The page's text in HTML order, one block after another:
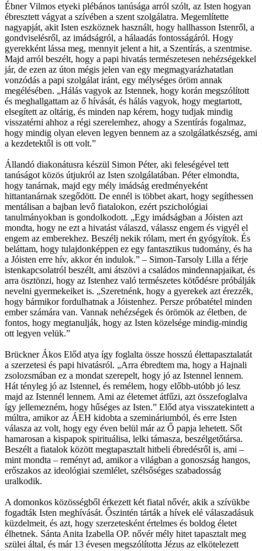
Ébner Vilmos etyeki plébános tanúsága arról szólt, az Isten hogyan
ébresztett vágyat a szívében a szent szolgálatra. Megemlítette
nagyapját, akit Isten eszköznek használt, hogy hallhasson Istenről, a
gondviselésről, az imádságról, a hálaadás fontosságáról. Hogy
gyerekként lássa meg, mennyit jelent a hit, a Szentírás, a szentmise.
Majd arról beszélt, hogy a papi hivatás természetesen nehézségekkel
jár, de ezen az úton mégis jelen van egy megmagyarázhatatlan
vonzódás a papi szolgálat iránt, egy mélységes öröm annak
megélésében. „Hálás vagyok az Istennek, hogy korán megszólított
és meghallgattam az ő hívását, és hálás vagyok, hogy megtartott,
elsegített az oltárig, és minden nap kérem, hogy tudjak mindig
visszatérni ahhoz a régi szerelemhez, ahogy a Szentírás fogalmaz,
hogy mindig olyan eleven legyen bennem az a szolgálatkészség, ami
a kezdetektől is ott volt.”
Állandó diakonátusra készül Simon Péter, aki feleségével tett
tanúságot közös útjukról az Isten szolgálatában. Péter elmondta,
hogy tanárnak, majd egy mély imádság eredményeként
hittantanárnak szegődött. De ennél is többet akart, hogy segíthessen
mentálisan a bajban levő fiatalokon, ezért pszichológiai
tanulmányokban is gondolkodott. „Egy imádságban a Jóisten azt
mondta, hogy ne ezt a hivatást válaszd, válassz engem és vigyél el
engem az emberekhez. Beszélj nekik rólam, mert én gyógyítok. És
beláttam, hogy tulajdonképpen ez egy fantasztikus tudomány, és ha
a Jóisten erre hív, akkor én indulok.” – Simon-Tarsoly Lilla a férje
istenkapcsolatról beszélt, ami átszövi a családos mindennapjaikat, és
arra ösztönzi, hogy az Istenhez való természetes kötődésre próbálják
nevelni gyermekeiket is. „Szeretnénk, hogy a gyerekek azt érezzék,
hogy bármikor fordulhatnak a Jóistenhez. Persze próbatétel minden
ember számára van. Vannak nehézségek és örömök az életben, de
fontos, hogy megtanulják, hogy az Isten közelsége mindig-mindig
ott legyen velük.”
Brückner Ákos Előd atya így foglalta össze hosszú élettapasztalatát
a szerzetesi és papi hivatásról. „Arra ébredtem ma, hogy a Hajnali
zsolozsmában ez a mondat szerepelt, hogy jó az Istennel lennem.
Hát tényleg jó az Istennel, és remélem, hogy előbb-utóbb jó lesz
majd az Istennél lennem. Ami az életemet átfűzi, azt összefoglalva
így jellemezném, hogy hűséges az Isten.” Előd atya visszatekintett a
múltra, amikor az ÁEH kidobta a szemináriumból, és erre Isten
válasza az volt, hogy egy éven belül már az Ő papja lehetett. Sőt
hamarosan a kispapok spirituálisa, lelki támasza, beszélgetőtársa.
Beszélt a fiatalok között megtapasztalt hitbeli ébredésről is, ami –
mint mondta – reményt ad, amikor a világban a gonoszság hangos,
erőszakos az ideológiai szemlélet, szélsőséges szabadosság
uralkodik.
A domonkos közösségből érkezett két fiatal nővér, akik a szívükbe
fogadták Isten meghívását. Őszintén tárták a hívek elé válaszadásuk
küzdelmeit, és azt, hogy szerzetesként értelmes és boldog életet
élhetnek. Sánta Anita Izabella OP. nővér mély hitet tapasztalt meg
szülei által, és már 13 évesen megszólította Jézus az elkötelezett